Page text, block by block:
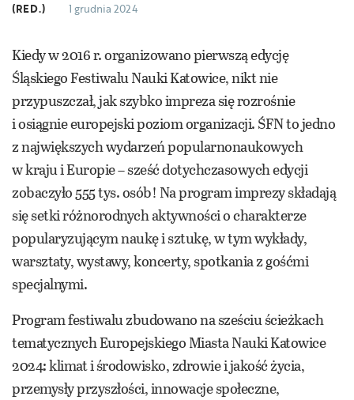
(RED.) 1 grudnia 2024
Kiedy w 2016 r. organizowano pierwszą edycję
Śląskiego Festiwalu Nauki Katowice, nikt nie
przypuszczał, jak szybko impreza się rozrośnie
i osiągnie europejski poziom organizacji. ŚFN to jedno
z największych wydarzeń popularnonaukowych
w kraju i Europie – sześć dotychczasowych edycji
zobaczyło 555 tys. osób! Na program imprezy składają
się setki różnorodnych aktywności o charakterze
popularyzującym naukę i sztukę, w tym wykłady,
warsztaty, wystawy, koncerty, spotkania z gośćmi
specjalnymi.
Program festiwalu zbudowano na sześciu ścieżkach
tematycznych Europejskiego Miasta Nauki Katowice
2024: klimat i środowisko, zdrowie i jakość życia,
przemysły przyszłości, innowacje społeczne,